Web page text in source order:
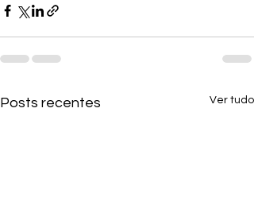
Posts recentes Ver tudo